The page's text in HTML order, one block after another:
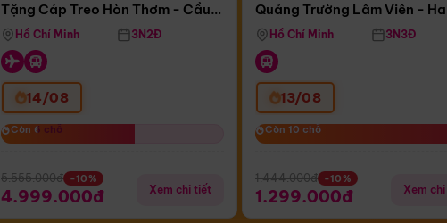
Tặng Cáp Treo Hòn Thơm
Tặng Cáp Treo Hòn Thơm - Cầu
Hôn - Công Viên Nước Aquatopia
Hồ Chí Minh 3N2Đ
14/08
Còn 6 chỗ
Còn 6 chỗ
5.555.000đ -10%
4.999.000đ Xem chi tiết
Quảng Trường Lâm Viên -
Hill - Puppy Farm
Hồ Chí Minh 3N3Đ
13/08
Còn 10 chỗ
Còn 10 chỗ
1.444.000đ -10%
1.299.000đ Xem